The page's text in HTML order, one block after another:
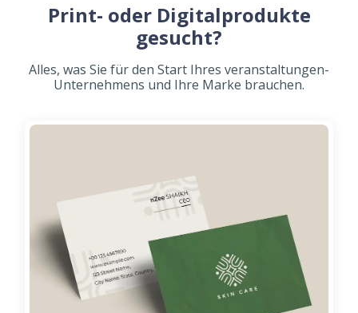
Print- oder Digitalprodukte
gesucht?
Alles, was Sie für den Start Ihres veranstaltungen-
Unternehmens und Ihre Marke brauchen.